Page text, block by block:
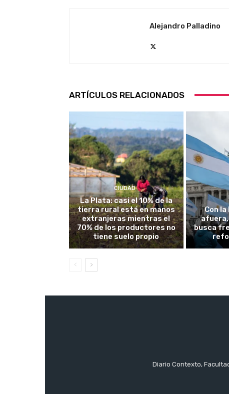
Alejandro Palladino
ARTÍCULOS RELACIONADOS
CIUDAD
La Plata: casi el 10% de la
tierra rural está en manos
extranjeras mientras el
70% de los productores no
tiene suelo propio
Con
busca
Diario Contexto,